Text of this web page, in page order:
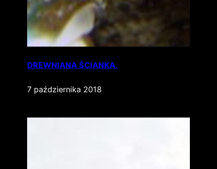
DREWNIANA ŚCIANKA.
7 października 2018